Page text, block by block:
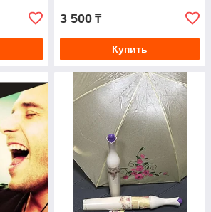
3 500 ₸
Купить